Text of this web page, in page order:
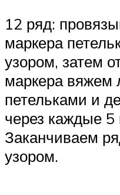
12 ряд:
маркера
узором, затем
маркера вяжем
петельками и
через каждые 5
Заканчиваем
узором.